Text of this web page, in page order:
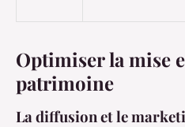
Optimiser la mise
patrimoine
La diffusion et le